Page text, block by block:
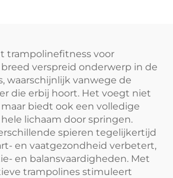
trampolinefitness voor
verspreid onderwerp in de
waarschijnlijk vanwege de
die erbij hoort. Het voegt niet
biedt ook een volledige
lichaam door springen.
spieren tegelijkertijd
en vaatgezondheid verbetert,
en balansvaardigheden. Met
trampolines stimuleert